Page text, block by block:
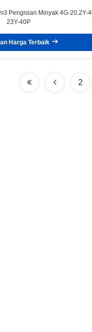
Pengisian Minyak 4G-20.2Y-
23Y-40P
Harga Terbaik
2